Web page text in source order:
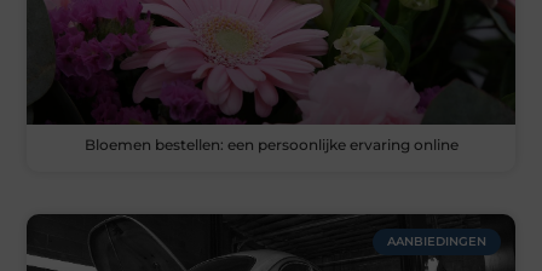
Bloemen bestellen: een persoonlijke ervaring online
AANBIEDINGEN